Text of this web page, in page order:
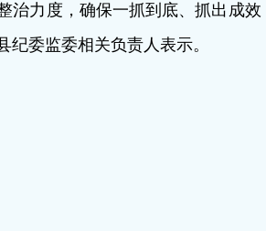
治力度，确保一抓到底、抓出成
委监委相关负责人表示。